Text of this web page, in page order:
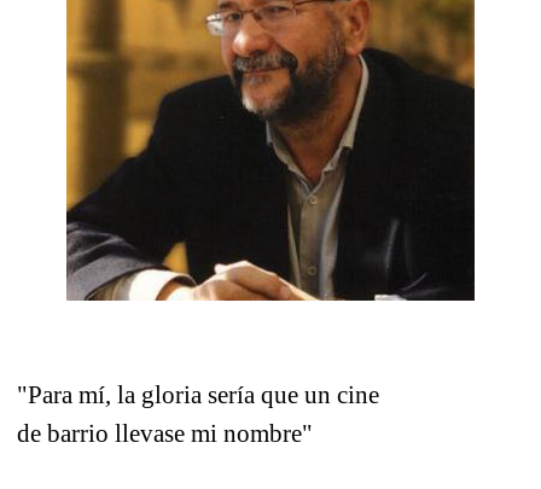
"Para mí, la gloria sería que un cine
de barrio llevase mi nombre"